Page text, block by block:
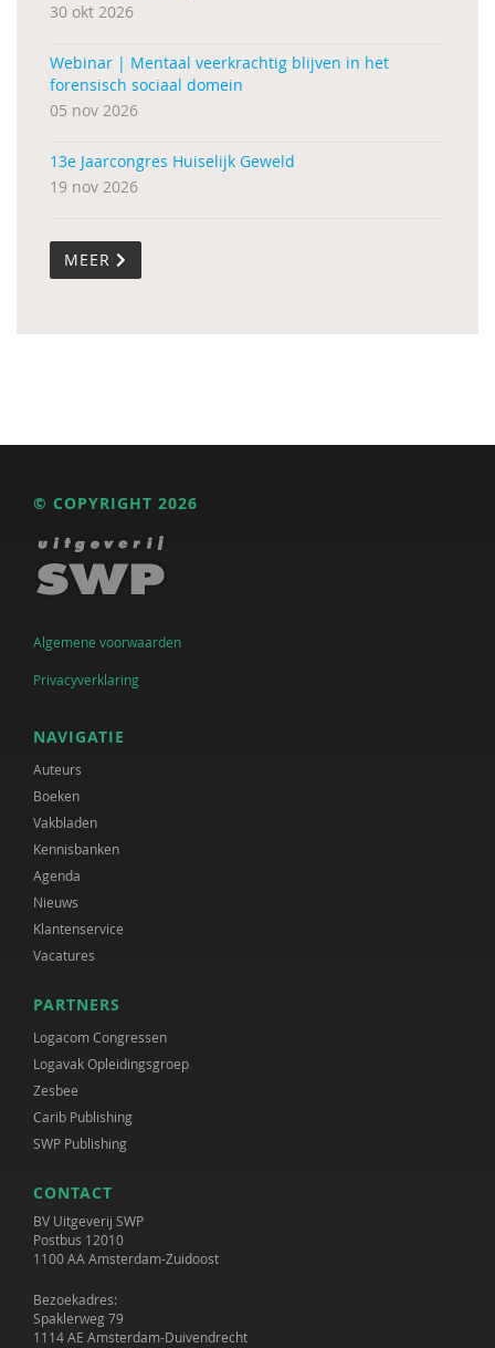
30 okt 2026
Webinar | Mentaal veerkrachtig blijven in het
forensisch sociaal domein
05 nov 2026
13e Jaarcongres Huiselijk Geweld
19 nov 2026
MEER
© COPYRIGHT 2026
Algemene voorwaarden
Privacyverklaring
NAVIGATIE
Auteurs
Boeken
Vakbladen
Kennisbanken
Agenda
Nieuws
Klantenservice
Vacatures
PARTNERS
Logacom Congressen
Logavak Opleidingsgroep
Zesbee
Carib Publishing
SWP Publishing
CONTACT
BV Uitgeverij SWP
Postbus 12010
1100 AA Amsterdam-Zuidoost
Bezoekadres:
Spaklerweg 79
1114 AE Amsterdam-Duivendrecht